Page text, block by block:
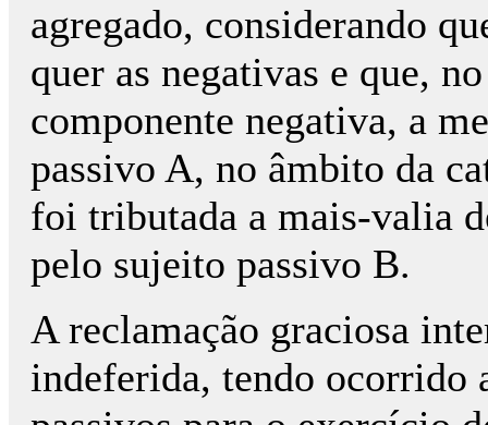
agregado, considerando
quer as negativas e que,
componente negativa, a
passivo A, no âmbito da
foi tributada a mais-valia
pelo sujeito passivo B.
A reclamação graciosa
indeferida, tendo ocorrido